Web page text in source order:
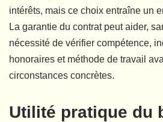
intérêts, mais ce choix entraîne un
La garantie du contrat peut aider,
nécessité de vérifier compétence,
honoraires et méthode de travail
circonstances concrètes.
Utilité pratique du